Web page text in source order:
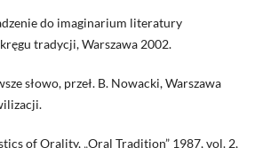
do imaginarium literatury
tradycji, Warszawa 2002.
słowo, przeł. B. Nowacki, Warszawa
of Orality, „Oral Tradition” 1987, vol. 2,